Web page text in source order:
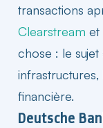
transactions
Clearstream et
chose : le
infrastructures,
financière.
Deutsche